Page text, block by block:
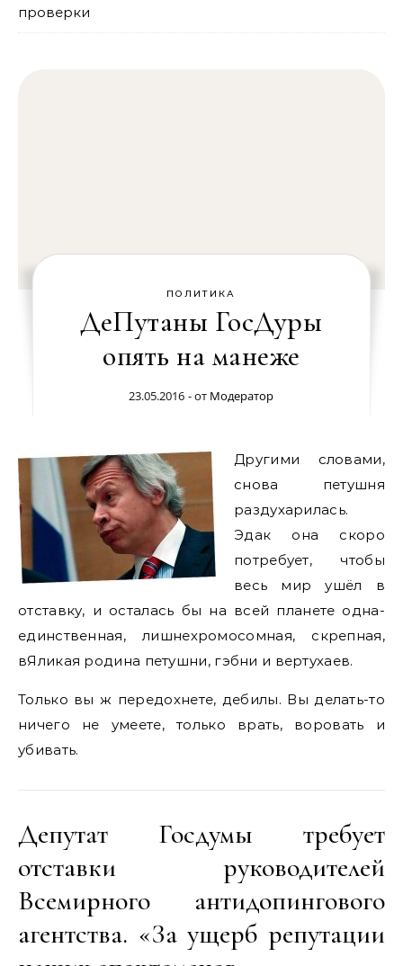
проверки
ПОЛИТИКА
ДеПутаны ГосДуры
опять на манеже
23.05.2016 - от Модератор
Другими словами,
снова петушня
раздухарилась.
Эдак она скоро
потребует, чтобы
весь мир ушёл в
отставку, и осталась бы на всей планете одна-
единственная, лишнехромосомная, скрепная,
вЯликая родина петушни, гэбни и вертухаев.
Только вы ж передохнете, дебилы. Вы делать-то
ничего не умеете, только врать, воровать и
убивать.
Депутат Госдумы требует
отставки руководителей
Всемирного антидопингового
агентства. «За ущерб репутации